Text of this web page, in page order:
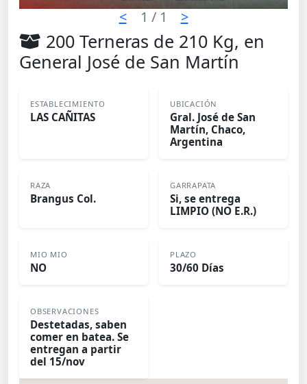
< 1 / 1 >
200 Terneras de 210 Kg, en
General José de San Martín
ESTABLECIMIENTO
LAS CAÑITAS
UBICACIÓN
Gral. José de San
Martín, Chaco,
Argentina
RAZA
Brangus Col.
GARRAPATA
Si, se entrega
LIMPIO (NO E.R.)
MIO MIO
NO
PLAZO
30/60 Días
OBSERVACIONES
Destetadas, saben
comer en batea. Se
entregan a partir
del 15/nov